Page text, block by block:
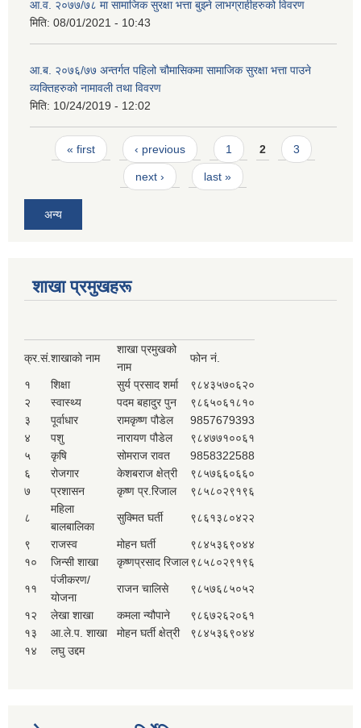
आ.व. २०७७/७८ मा सामाजिक सुरक्षा भत्ता बुझ्ने लाभग्राहीहरुको विवरण
मिति: 08/01/2021 - 10:43
आ.ब. २०७६/७७ अन्तर्गत पहिलो चौमासिकमा सामाजिक सुरक्षा भत्ता पाउने
व्यक्तिहरुको नामावली तथा विवरण
मिति: 10/24/2019 - 12:02
Pages
« first ‹ previous 1 2 3
next › last »
अन्य
शाखा प्रमुखहरू
क्र.सं.शाखाको नाम
शाखा प्रमुखको
नाम
फोन नं.
१ शिक्षा सुर्य प्रसाद शर्मा
९८४३५७०६२०
२
स्वास्थ्य पदम बहादुर पुन
९८६५०६१८१०
३
पूर्वाधार रामकृष्ण पौडेल
9857679393
४
पशु नारायण पौडेल
९८४७७१००६१
५
कृषि सोमराज रावत
9858322588
६
रोजगार केशबराज क्षेत्री
९८५७६६०६६०
७
प्रशासन कृष्ण प्र.रिजाल ९८५८०२९१९६
८
महिला
बालबालिका
सुक्मित घर्ती ९८६१३८०४२२
९ राजस्व मोहन घर्ती
९८४५३६९०४४
१०
जिन्सी शाखा कृष्णप्रसाद रिजाल९८५८०२९१९६
११
पंजीकरण/
योजना
राजन चालिसे ९८५७६८५०५२
१२ लेखा शाखा कमला न्यौपाने
९८६७२६२०६१
१३
आ.ले.प. शाखा मोहन घर्ती क्षेत्री
९८४५३६९०४४
१४
लघु उद्दम